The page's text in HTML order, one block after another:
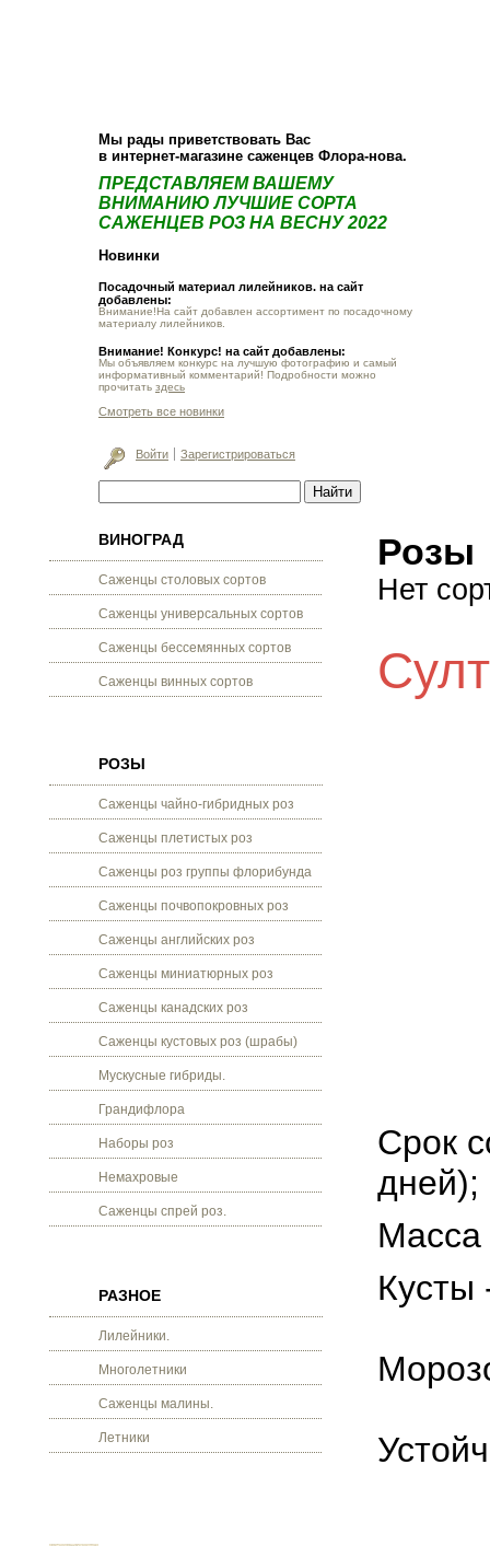
Мы рады приветствовать Вас
в интернет-магазине саженцев Флора-нова.
ПРЕДСТАВЛЯЕМ ВАШЕМУ
ВНИМАНИЮ ЛУЧШИЕ СОРТА
САЖЕНЦЕВ РОЗ НА ВЕСНУ 2022
Новинки
Посадочный материал лилейников. на сайт
добавлены:
Внимание!На сайт добавлен ассортимент по посадочному
материалу лилейников.
Внимание! Конкурс! на сайт добавлены:
Мы объявляем конкурс на лучшую фотографию и самый
информативный комментарий! Подробности можно
прочитать здесь
Смотреть все новинки
Войти Зарегистрироваться
ВИНОГРАД
Саженцы столовых сортов
Саженцы универсальных сортов
Саженцы бессемянных сортов
Саженцы винных сортов
РОЗЫ
Саженцы чайно-гибридных роз
Саженцы плетистых роз
Саженцы роз группы флорибунда
Саженцы почвопокровных роз
Саженцы английских роз
Саженцы миниатюрных роз
Саженцы канадских роз
Саженцы кустовых роз (шрабы)
Мускусные гибриды.
Грандифлора
Наборы роз
Немахровые
Саженцы спрей роз.
РАЗНОЕ
Лилейники.
Многолетники
Саженцы малины.
Летники
Розы
Нет
Срок
дней);
Масса
Кусты